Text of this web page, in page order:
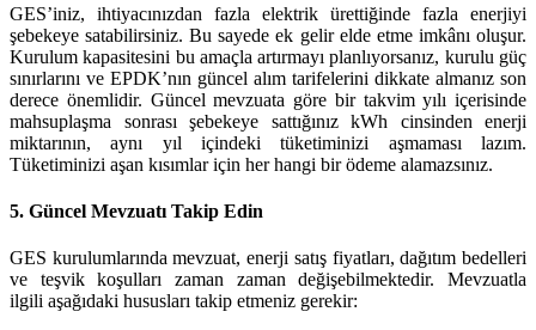
GES’iniz, ihtiyacınızdan fazla elektrik ürettiğinde fazla enerjiyi
şebekeye satabilirsiniz. Bu sayede ek gelir elde etme imkânı oluşur.
Kurulum kapasitesini bu amaçla artırmayı planlıyorsanız, kurulu güç
sınırlarını ve EPDK’nın güncel alım tarifelerini dikkate almanız son
derece önemlidir. Güncel mevzuata göre bir takvim yılı içerisinde
mahsuplaşma sonrası şebekeye sattığınız kWh cinsinden enerji
miktarının, aynı yıl içindeki tüketiminizi aşmaması lazım.
Tüketiminizi aşan kısımlar için her hangi bir ödeme alamazsınız.
5. Güncel Mevzuatı Takip Edin
GES kurulumlarında mevzuat, enerji satış fiyatları, dağıtım bedelleri
ve teşvik koşulları zaman zaman değişebilmektedir. Mevzuatla
ilgili aşağıdaki hususları takip etmeniz gerekir: